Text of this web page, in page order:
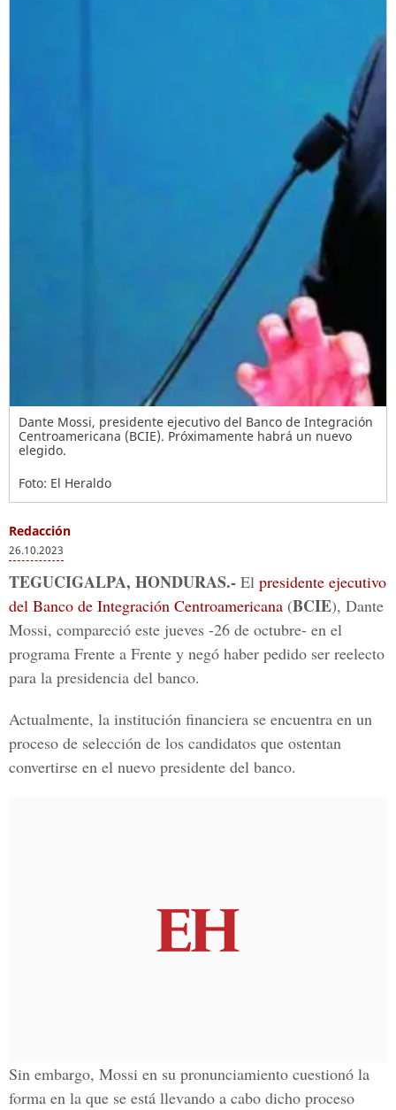
Dante Mossi, presidente ejecutivo del Banco de Integración
Centroamericana (BCIE). Próximamente habrá un nuevo
elegido.
Foto: El Heraldo
Redacción
26.10.2023
TEGUCIGALPA, HONDURAS.- El presidente ejecutivo
del Banco de Integración Centroamericana (BCIE), Dante
Mossi, compareció este jueves -26 de octubre- en el
programa Frente a Frente y negó haber pedido ser reelecto
para la presidencia del banco.
Actualmente, la institución financiera se encuentra en un
proceso de selección de los candidatos que ostentan
convertirse en el nuevo presidente del banco.
Sin embargo, Mossi en su pronunciamiento cuestionó la
forma en la que se está llevando a cabo dicho proceso